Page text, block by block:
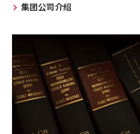
集团公司介绍